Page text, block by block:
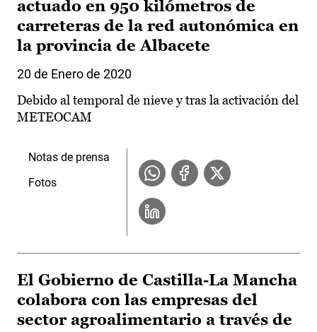
actuado en 950 kilómetros de
carreteras de la red autonómica en
la provincia de Albacete
20 de Enero de 2020
Debido al temporal de nieve y tras la activación del
METEOCAM
Notas de prensa
Fotos
El Gobierno de Castilla-La Mancha
colabora con las empresas del
sector agroalimentario a través de